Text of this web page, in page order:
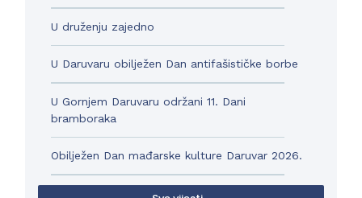
U druženju zajedno
U Daruvaru obilježen Dan antifašističke borbe
U Gornjem Daruvaru održani 11. Dani
bramboraka
Obilježen Dan mađarske kulture Daruvar 2026.